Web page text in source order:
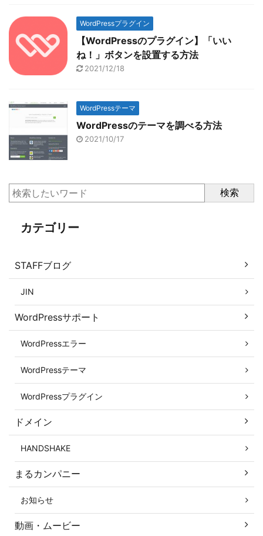
WordPressプラグイン
【WordPressのプラグイン】「いい
ね！」ボタンを設置する方法
2021/12/18
WordPressテーマ
WordPressのテーマを調べる方法
2021/10/17
検索
カテゴリー
STAFFブログ
JIN
WordPressサポート
WordPressエラー
WordPressテーマ
WordPressプラグイン
ドメイン
HANDSHAKE
まるカンパニー
お知らせ
動画・ムービー